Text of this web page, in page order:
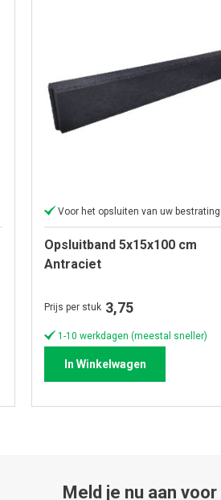
Voor het opsluiten van uw bestrating
Opsluitband 5x15x100 cm
Antraciet
Prijs per stuk 3,75
1-10 werkdagen (meestal sneller)
In Winkelwagen
Meld je nu aan